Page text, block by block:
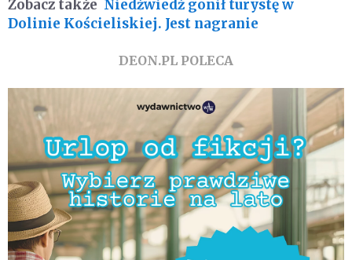
Zobacz także Niedźwiedź gonił turystę w
Dolinie Kościeliskiej. Jest nagranie
DEON.PL POLECA